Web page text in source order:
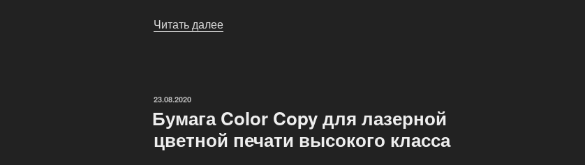
Читать далее
цветной
печати»
ОПУБЛИКОВАНО
23.08.2020
Бумага Color Copy для лазерной
цветной печати высокого класса